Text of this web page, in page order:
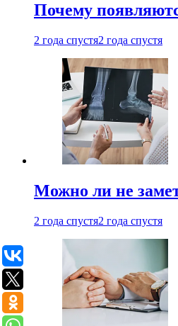
Почему
2 года спустя2 года спустя
Можно ли не
2 года спустя2 года спустя